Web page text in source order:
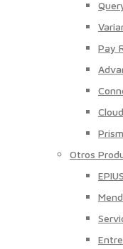
Pay
Otros